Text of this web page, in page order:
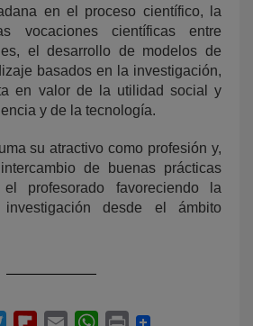
en el proceso científico, la
vocaciones científicas entre
el desarrollo de modelos de
basados en la investigación,
en valor de la utilidad social y
y de la tecnología.
su atractivo como profesión y,
de buenas prácticas
profesorado favoreciendo la
desde el ámbito